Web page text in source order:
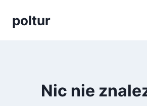
poltur
Nic nie